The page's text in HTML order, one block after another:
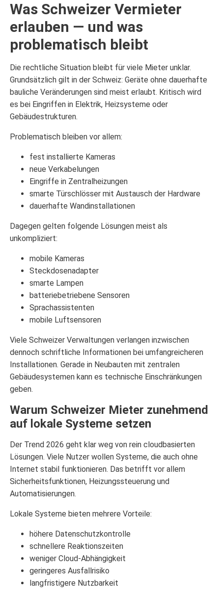
Was Schweizer Vermieter
erlauben — und was
problematisch bleibt
Die rechtliche Situation bleibt für viele Mieter unklar.
Grundsätzlich gilt in der Schweiz: Geräte ohne dauerhafte
bauliche Veränderungen sind meist erlaubt. Kritisch wird
es bei Eingriffen in Elektrik, Heizsysteme oder
Gebäudestrukturen.
Problematisch bleiben vor allem:
fest installierte Kameras
neue Verkabelungen
Eingriffe in Zentralheizungen
smarte Türschlösser mit Austausch der Hardware
dauerhafte Wandinstallationen
Dagegen gelten folgende Lösungen meist als
unkompliziert:
mobile Kameras
Steckdosenadapter
smarte Lampen
batteriebetriebene Sensoren
Sprachassistenten
mobile Luftsensoren
Viele Schweizer Verwaltungen verlangen inzwischen
dennoch schriftliche Informationen bei umfangreicheren
Installationen. Gerade in Neubauten mit zentralen
Gebäudesystemen kann es technische Einschränkungen
geben.
Warum Schweizer Mieter zunehmend
auf lokale Systeme setzen
Der Trend 2026 geht klar weg von rein cloudbasierten
Lösungen. Viele Nutzer wollen Systeme, die auch ohne
Internet stabil funktionieren. Das betrifft vor allem
Sicherheitsfunktionen, Heizungssteuerung und
Automatisierungen.
Lokale Systeme bieten mehrere Vorteile:
höhere Datenschutzkontrolle
schnellere Reaktionszeiten
weniger Cloud-Abhängigkeit
geringeres Ausfallrisiko
langfristigere Nutzbarkeit